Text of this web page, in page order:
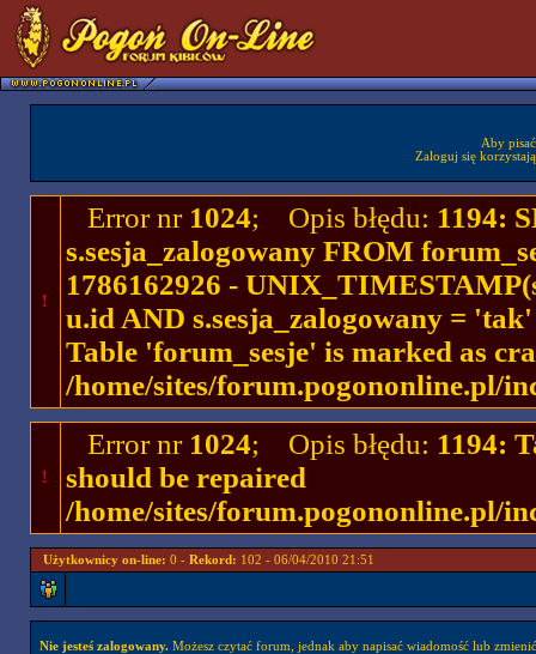
Aby
Zaloguj się
!
Error nr 1024; Opis błędu: 1194:
s.sesja_zalogowany FROM
1786162926 -
u.id AND s.sesja_zalogowany =
Table 'forum_sesje' is marked as
/home/sites/forum.pogononline.pl/
!
Error nr 1024; Opis błędu: 1194:
should be repaired
/home/sites/forum.pogononline.pl/
Użytkownicy on-line: 0 - Rekord: 102 - 06/04/2010 21:51
Nie jesteś zalogowany.Możesz czytać forum, jednak aby napisać wiadomość lub